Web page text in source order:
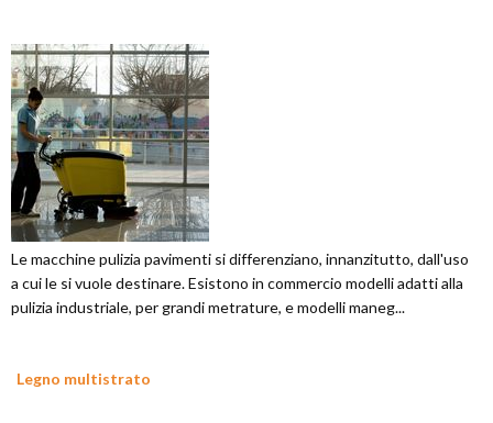
Le macchine pulizia pavimenti si differenziano, innanzitutto, dall'uso
a cui le si vuole destinare. Esistono in commercio modelli adatti alla
pulizia industriale, per grandi metrature, e modelli maneg...
Legno multistrato